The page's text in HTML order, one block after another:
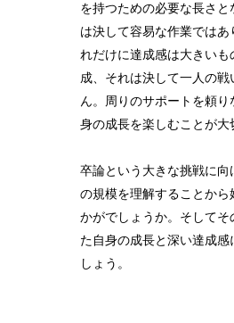
を持つための必要な長さと
は決して容易な作業ではあ
れだけに達成感は大きいも
成、それは決して一人の戦
ん。周りのサポートを頼り
身の成長を楽しむことが大
卒論という大きな挑戦に向
の規模を理解することから
かがでしょうか。そしてそ
た自身の成長と深い達成感
しょう。